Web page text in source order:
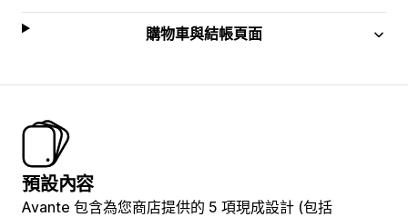
購物車與結帳頁面
預設內容
Avante 包含為您商店提供的 5 項現成設計 (包括